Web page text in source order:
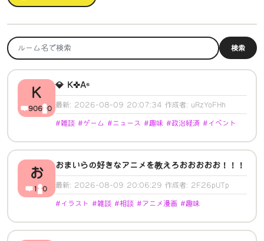
検索
K
906 0
💎 K✜A⁶
最新: 2026-08-09 20:07:34 作成者: uRzYoFHh
#雑談 #ゲーム #ニュース #趣味 #政治経済 #イベント
お
1 0
おまいらの好きなアニメを教えろおおおおお！！！
最新: 2026-08-09 20:06:29 作成者: 2F26pUTp
#イラスト #雑談 #相談 #アニメ漫画 #趣味